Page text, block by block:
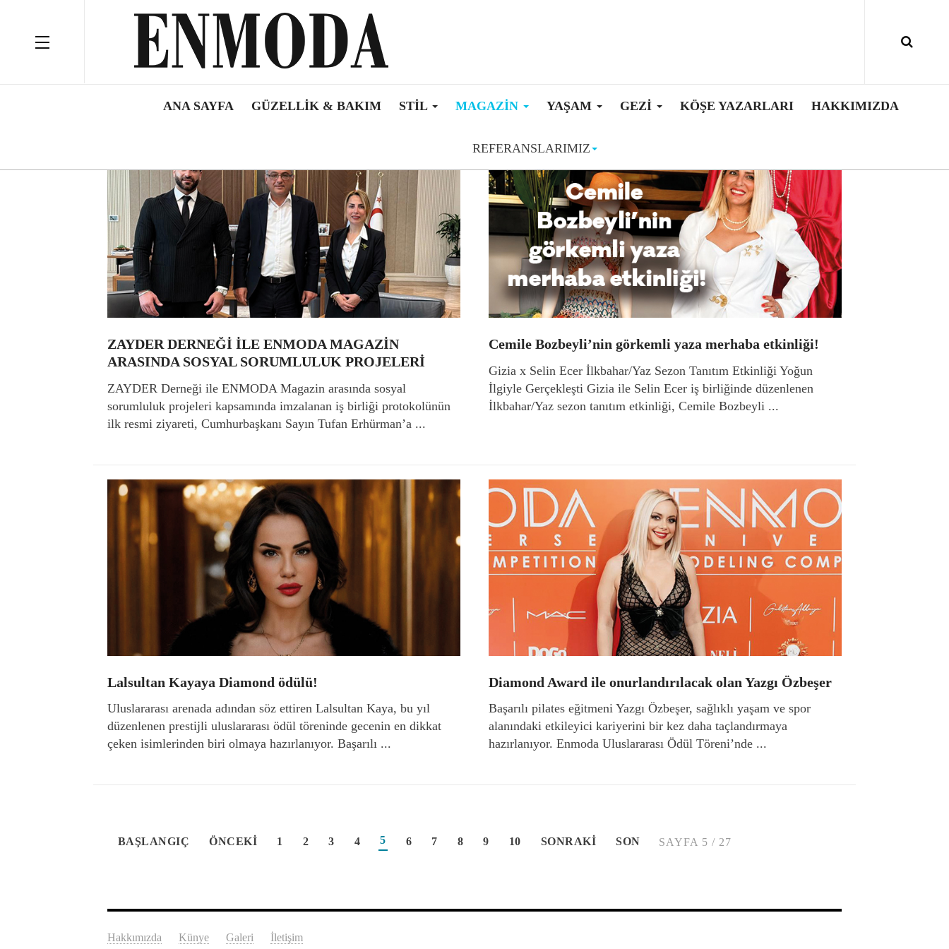
ANA SAYFA GÜZELLIK & BAKIM STIL MAGAZIN YAŞAM GEZI KÖŞE YAZARLARI HAKKIMIZDA
REFERANSLARIMIZ
ZAYDER DERNEĞİ İLE ENMODA MAGAZİN
ARASINDA SOSYAL SORUMLULUK PROJELERİ
ZAYDER Derneği ile ENMODA Magazin arasında sosyal
sorumluluk projeleri kapsamında imzalanan iş birliği protokolünün
ilk resmi ziyareti, Cumhurbaşkanı Sayın Tufan Erhürman’a ...
Cemile Bozbeyli’nin görkemli yaza merhaba etkinliği!
Gizia x Selin Ecer İlkbahar/Yaz Sezon Tanıtım Etkinliği Yoğun
İlgiyle Gerçekleşti Gizia ile Selin Ecer iş birliğinde düzenlenen
İlkbahar/Yaz sezon tanıtım etkinliği, Cemile Bozbeyli ...
Lalsultan Kayaya Diamond ödülü!
Uluslararası arenada adından söz ettiren Lalsultan Kaya, bu yıl
düzenlenen prestijli uluslararası ödül töreninde gecenin en dikkat
çeken isimlerinden biri olmaya hazırlanıyor. Başarılı ...
Diamond Award ile onurlandırılacak olan Yazgı Özbeşer
Başarılı pilates eğitmeni Yazgı Özbeşer, sağlıklı yaşam ve spor
alanındaki etkileyici kariyerini bir kez daha taçlandırmaya
hazırlanıyor. Enmoda Uluslararası Ödül Töreni’nde ...
SAYFA 5 / 27
BAŞLANGIÇ ÖNCEKI 1 2 3 4 5 6 7 8 9 10 SONRAKI SON
Hakkımızda Künye Galeri İletişim